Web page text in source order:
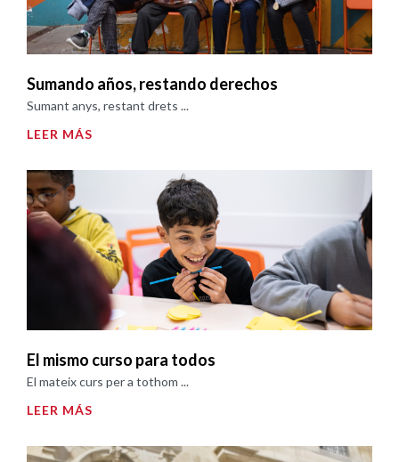
Sumando años, restando derechos
Sumant anys, restant drets ...
LEER MÁS
El mismo curso para todos
El mateix curs per a tothom ...
LEER MÁS